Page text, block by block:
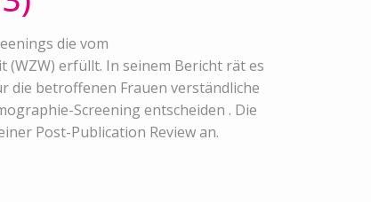
die vom
erfüllt. In seinem Bericht rät es
die betroffenen Frauen verständliche
Screening entscheiden . Die
Post-Publication Review an.